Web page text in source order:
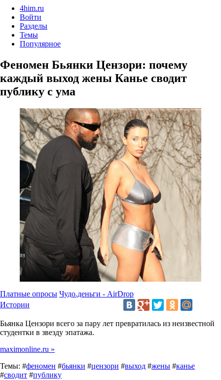
4him.ru
Войти
Разделы
Темы
Популярное
Феномен Бьянки Цензори: почему
каждый выход жены Канье сводит
публику с ума
Платные опросы Чудо.деньги - AirDrop
Истории
Бьянка Цензори всего за пару лет превратилась из неизвестной
студентки в звезду эпатажа.
maximonline.ru »
Темы: #феномен #бьянки #цензори #выход #жены #канье
#сводит #публику